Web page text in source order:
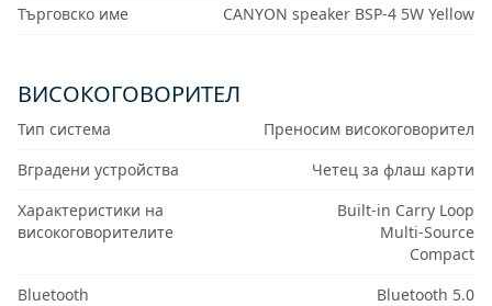
Търговско име CANYON speaker BSP-4 5W Yellow
ВИСОКОГОВОРИТЕЛ
Тип система
Преносим високоговорител
Вградени устройства
Четец за флаш карти
Характеристики на
високоговорителите
Built-in Carry Loop
Multi-Source
Compact
Bluetooth
Bluetooth 5.0